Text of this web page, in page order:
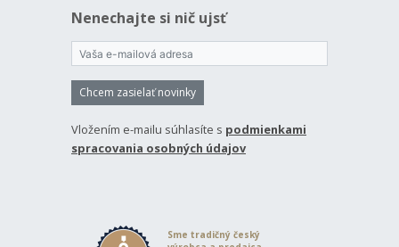
Nenechajte si nič ujsť
Chcem zasielať novinky
Vložením e-mailu súhlasíte s podmienkami
spracovania osobných údajov
Sme tradičný český